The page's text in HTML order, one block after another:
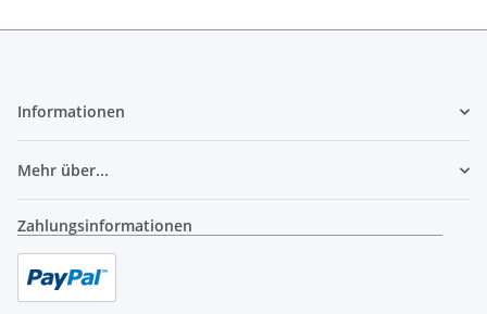
Informationen
Mehr über...
Zahlungsinformationen